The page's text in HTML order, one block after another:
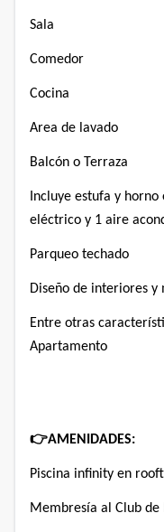
Sala
Comedor
Cocina
Area de lavado
Balcón o Terraza
Incluye estufa y
eléctrico y 1 aire
Parqueo techado
Diseño de interiores
Entre otras
Apartamento
👉AMENIDADES:
Piscina infinity en
Membresía al Club de